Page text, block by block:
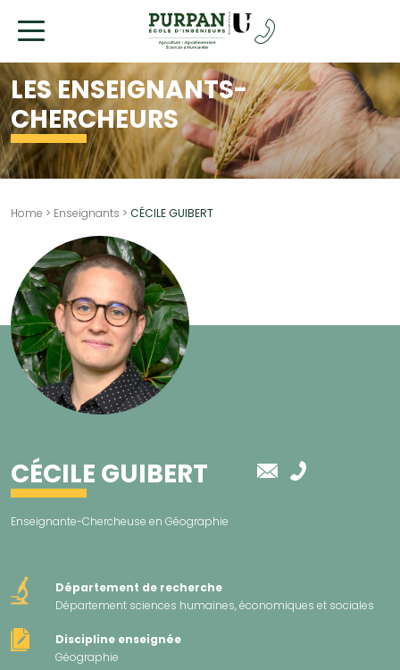
LES ENSEIGNANTS-
CHERCHEURS
Home > Enseignants > CÉCILE GUIBERT
CÉCILE GUIBERT
Enseignante-Chercheuse en Géographie
Département de recherche
Département sciences humaines, économiques et sociales
Discipline enseignée
Géographie